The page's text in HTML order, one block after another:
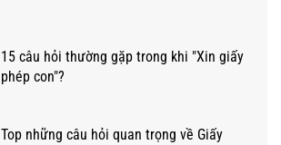
15 câu hỏi thường gặp trong khi "Xin giấy
phép con"?
Top những câu hỏi quan trọng về Giấy